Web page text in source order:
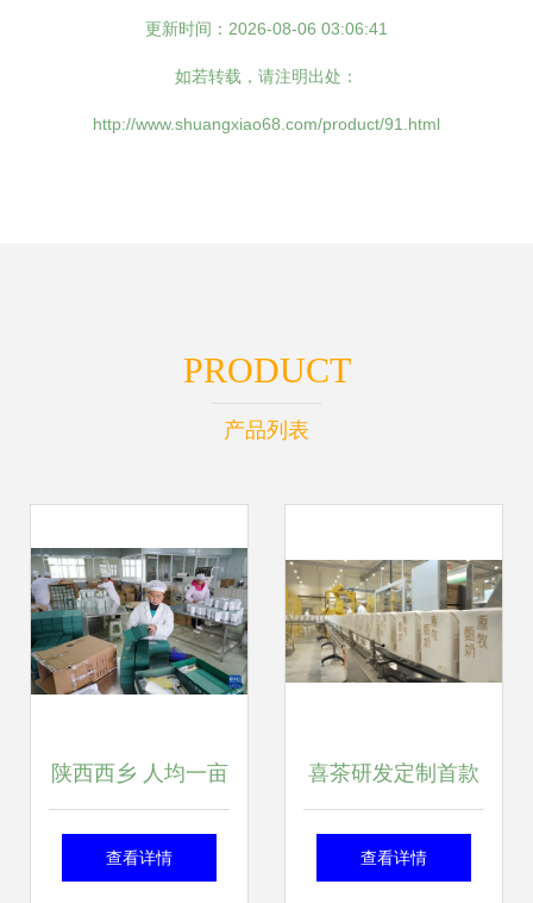
更新时间：2026-08-06 03:06:41
如若转载，请注明出处：
http://www.shuangxiao68.com/product/91.html
PRODUCT
产品列表
陕西西乡 人均一亩
茶，富民美如画
查看详情
喜茶研发定制首款
新茶饮专用奶 从茶
查看详情